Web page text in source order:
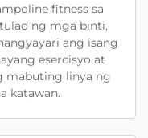
fitness sa
ng mga binti,
ang isang
esercisyo at
mabuting linya ng
katawan.